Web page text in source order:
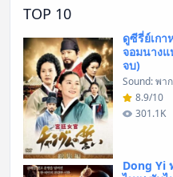
TOP 10
ดูซีรี่ย์เกา
จอมนางแ
จบ)
Sound: พา
8.9/10
301.1K
Dong Yi